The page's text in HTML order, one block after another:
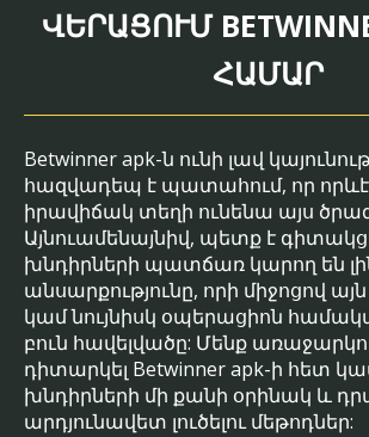
ԵՐԱՑՈՒՄ
ԱՄԱՐ
Betwinner apk-ն ունի լավ
հազվադեպ է պատահում, որ
իրավիճակ տեղի ունենա այս
Այնուամենայնիվ, պետք է
խնդիրների պատճառ կարող են
անսարքությունը, որի միջոցով այն
կամ նույնիսկ օպերացիոն
բուն հավելվածը: Մենք
դիտարկել Betwinner apk-ի հետ
խնդիրների մի քանի օրինակ և
արդյունավետ լուծելու մեթոդներ: